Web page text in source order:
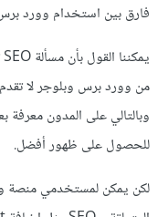
فارق بين استخدام وورد
من وورد برس وبلوجر لا
وبالتالي على المدون معرفة
للحصول على ظهور أفضل.
لكن يمكن لمستخدمي منصة